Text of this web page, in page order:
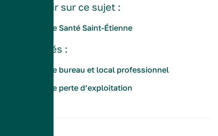
Tout savoir sur ce sujet :
Assurance Santé Saint-Étienne
Articles liés :
Assurance bureau et local professionnel
Assurance perte d’exploitation